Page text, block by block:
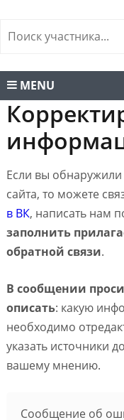
MENU
Если вы обнаружили
сайта, то можете
в ВК, написать нам
заполнить
обратной связи.
В сообщении
описать: какую
необходимо
указать источники
вашему мнению.
Сообщение об